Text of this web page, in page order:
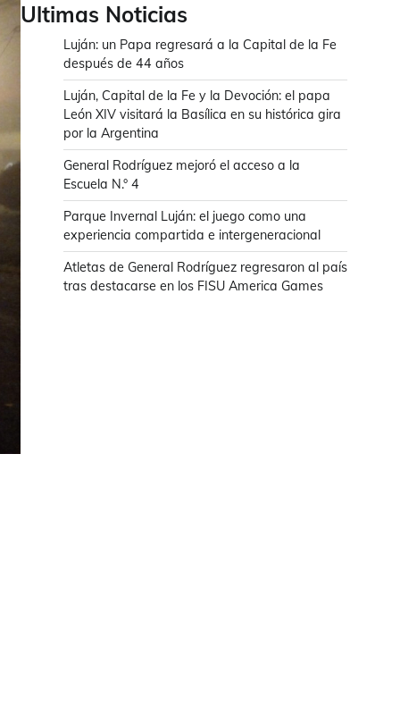
Ultimas Noticias
Luján: un Papa regresará a la Capital de la Fe
después de 44 años
Luján, Capital de la Fe y la Devoción: el papa
León XIV visitará la Basílica en su histórica gira
por la Argentina
General Rodríguez mejoró el acceso a la
Escuela N.° 4
Parque Invernal Luján: el juego como una
experiencia compartida e intergeneracional
Atletas de General Rodríguez regresaron al país
tras destacarse en los FISU America Games